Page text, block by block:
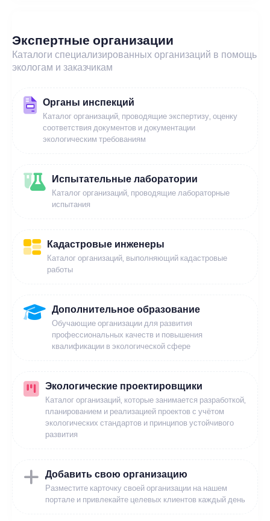
Экспертные организации
Каталоги специализированных организаций в помощь
экологам и заказчикам
Органы инспекций
Каталог организаций, проводящие экспертизу, оценку
соответствия документов и документации
экологическим требованиям
Испытательные лаборатории
Каталог организаций, проводящие лабораторные
испытания
Кадастровые инженеры
Каталог организаций, выполняющий кадастровые
работы
Дополнительное образование
Обучающие организации для развития
профессиональных качеств и повышения
квалификации в экологической сфере
Экологические проектировщики
Каталог организаций, которые занимается разработкой,
планированием и реализацией проектов с учётом
экологических стандартов и принципов устойчивого
развития
Добавить свою организацию
Разместите карточку своей организации на нашем
портале и привлекайте целевых клиентов каждый день